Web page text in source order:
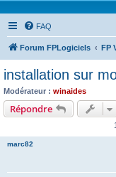
FAQ
Forum FPLogiciels FP
installation sur
Modérateur : winaides
Répondre
marc82